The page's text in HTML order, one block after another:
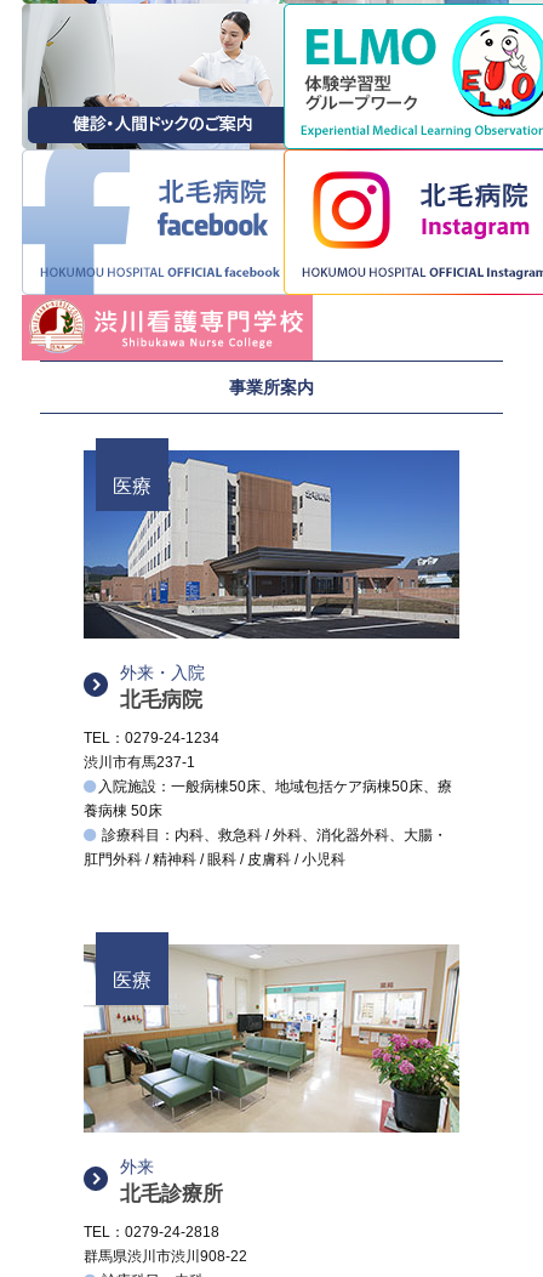
事業所案内
医療
外来・入院
北毛病院
TEL：0279-24-1234
渋川市有馬237-1
入院施設：一般病棟50床、地域包括ケア病棟50床、療
養病棟 50床
診療科目：内科、救急科 / 外科、消化器外科、大腸・
肛門外科 / 精神科 / 眼科 / 皮膚科 / 小児科
医療
外来
北毛診療所
TEL：0279-24-2818
群馬県渋川市渋川908-22